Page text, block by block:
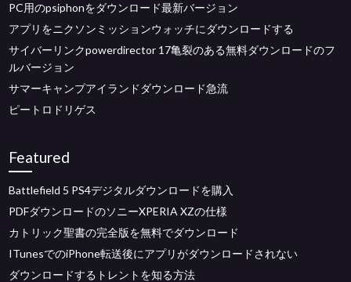
PC用のpsiphonをダウンロード最新バージョン
アプリをニクソンミッションウォッチにダウンロードする
サイバーリンクpowerdirector 17亀裂のある無料ダウンロードのフ
ルバージョン
サマーキャンプアイランドダウンロード急流
ピートロドリゲス
Featured
Battlefield 5 PS4デジタルダウンロードを購入
PDFダウンロードのソニーXPERIA XZの仕様
カトリック聖書の完全版を無料でダウンロード
ITunesでのiPhone転送後にアプリがダウンロードされない
ダウンロードするトレントを知る方法